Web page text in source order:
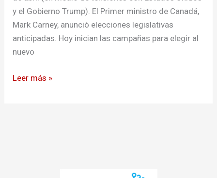
y el Gobierno Trump). El Primer ministro de Canadá,
Mark Carney, anunció elecciones legislativas
anticipadas. Hoy inician las campañas para elegir al
nuevo
Leer más »